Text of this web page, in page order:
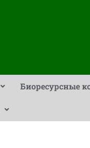
Биоресурсные